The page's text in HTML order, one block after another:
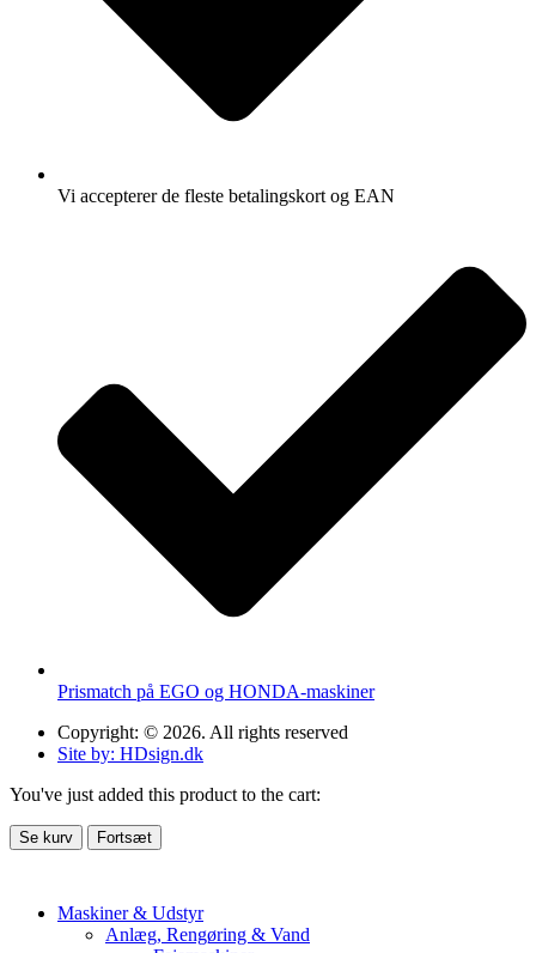
Vi accepterer de fleste betalingskort og EAN
Prismatch på EGO og HONDA-maskiner
Copyright: © 2026. All rights reserved
Site by: HDsign.dk
You've just added this product to the cart:
Se kurv Fortsæt
Maskiner & Udstyr
Anlæg, Rengøring & Vand